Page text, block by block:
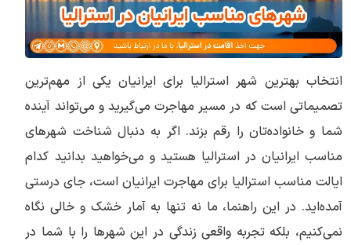
انتخاب بهترین شهر استرالیا برای ایرانیان یکی از مهم‌ترین
تصمیماتی است که در مسیر مهاجرت می‌گیرید و می‌تواند آینده
شما و خانواده‌تان را رقم بزند. اگر به دنبال شناخت شهرهای
مناسب ایرانیان در استرالیا هستید و می‌خواهید بدانید کدام
ایالت مناسب استرالیا برای مهاجرت ایرانیان است، جای درستی
آمده‌اید. در این راهنما، ما نه تنها به آمار خشک و خالی نگاه
نمی‌کنیم، بلکه تجربه واقعی زندگی در این شهرها را با شما در